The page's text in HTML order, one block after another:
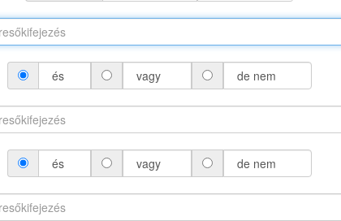
és vagy de nem
és vagy de nem